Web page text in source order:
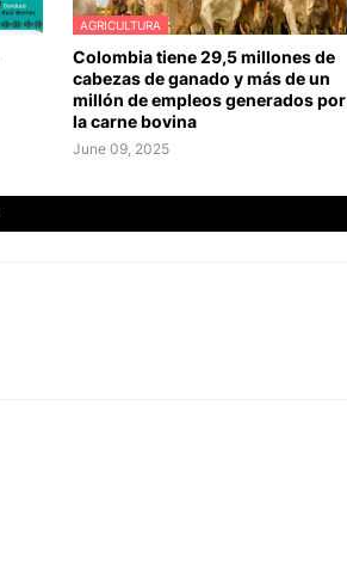
AGRICULTURA
Colombia tiene 29,5 millones de
cabezas de ganado y más de un
millón de empleos generados por
la carne bovina
June 09, 2025